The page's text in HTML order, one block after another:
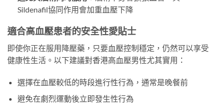
Sildenafil協同作用會加重血壓下降
適合高血壓患者的安全性愛貼士
即使你正在服用降壓藥，只要血壓控制穩定，仍然可以享受
健康性生活。以下建議對香港高血壓男性尤其實用：
選擇在血壓較低的時段進行性行為，通常是晚餐前
避免在劇烈運動後立即發生性行為